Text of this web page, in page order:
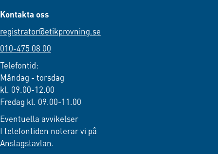
Kontakta oss
registrator@etikprovning.se
010-475 08 00
Telefontid:
Måndag - torsdag
kl. 09.00-12.00
Fredag kl. 09.00-11.00
Eventuella avvikelser
I telefontiden noterar vi på
Anslagstavlan.